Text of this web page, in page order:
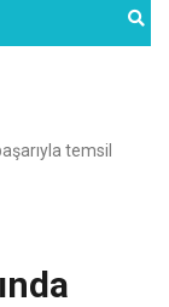
temsil